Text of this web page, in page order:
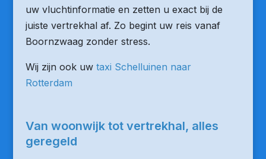
uw vluchtinformatie en zetten u exact bij de
juiste vertrekhal af. Zo begint uw reis vanaf
Boornzwaag zonder stress.
Wij zijn ook uw taxi Schelluinen naar
Rotterdam
Van woonwijk tot vertrekhal, alles
geregeld